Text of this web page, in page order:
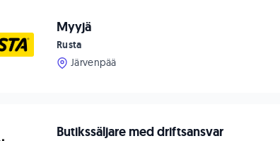
Myyjä
Rusta
Järvenpää
Butikssäljare med driftsansvar